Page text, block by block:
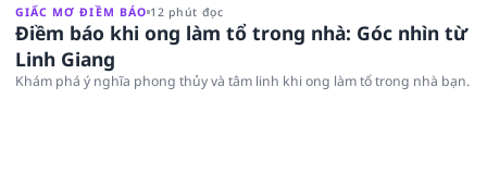
GIẤC MƠ ĐIỀM BÁO 12 phút đọc
Điềm báo khi ong làm tổ trong nhà: Góc nhìn từ
Linh Giang
Khám phá ý nghĩa phong thủy và tâm linh khi ong làm tổ trong nhà bạn.